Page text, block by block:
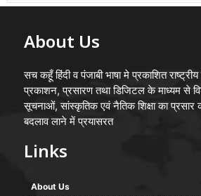
About Us
सच कहूँ हिंदी व पंजाबी भाषा मे प्रकाशित
प्रकाशन, प्रसारण तथा डिजिटल के माध्यम से
सूचनाओं, सांस्कृतिक एवं नैतिक शिक्षा का
बदलाव लाने में प्रयासरत
Links
About Us